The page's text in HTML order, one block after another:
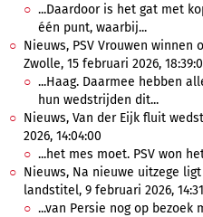
...Daardoor is het gat met
één punt, waarbij...
Nieuws, PSV Vrouwen winnen
Zwolle, 15 februari 2026,
...Haag. Daarmee hebben
hun wedstrijden dit...
Nieuws, Van der Eijk fluit
2026, 14:04:00
...het mes moet. PSV won
Nieuws, Na nieuwe uitzege
landstitel, 9 februari 2026,
...van Persie nog op bezoek